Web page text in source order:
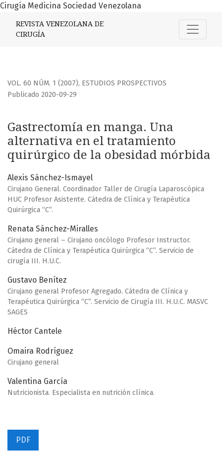
Cirugía Medicina Sociedad Venezolana
Gastrectomía en manga. Una alternativa en el
REVISTA VENEZOLANA DE
CIRUGÍA
VOL. 60 NÚM. 1 (2007), ESTUDIOS PROSPECTIVOS
Gastrectomía en manga. Una
alternativa en el tratamiento
quirúrgico de la obesidad mórbida
Publicado 2020-09-29
Alexis Sánchez-Ismayel
Cirujano General. Coordinador Taller de Cirugía Laparoscópica
HUC Profesor Asistente. Cátedra de Clínica y Terapéutica
Quirúrgica “C”.
Renata Sánchez-Miralles
Cirujano general – Cirujano oncólogo Profesor Instructor.
Cátedra de Clínica y Terapéutica Quirúrgica “C”. Servicio de
cirugía III. H.U.C.
Gustavo Benítez
Cirujano general Profesor Agregado. Cátedra de Clínica y
Terapéutica Quirúrgica “C”. Servicio de Cirugía III. H.U.C. MASVC
SAGES
Héctor Cantele
Omaira Rodríguez
Cirujano general
Valentina García
Nutricionista. Especialista en nutrición clínica.
PDF